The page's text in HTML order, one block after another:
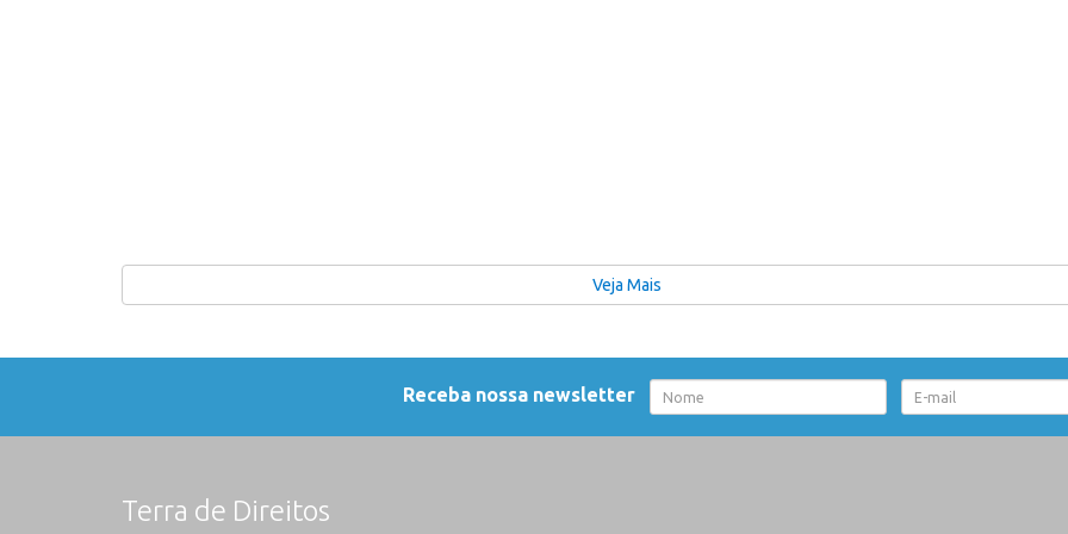
Veja Mais
Receba nossa newsletter
Terra de Direitos